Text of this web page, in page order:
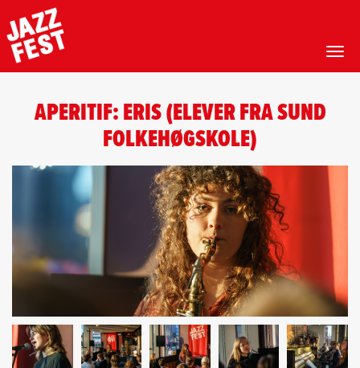
hovedinnhold
APERITIF: ERIS (ELEVER FRA SUND
FOLKEHØGSKOLE)